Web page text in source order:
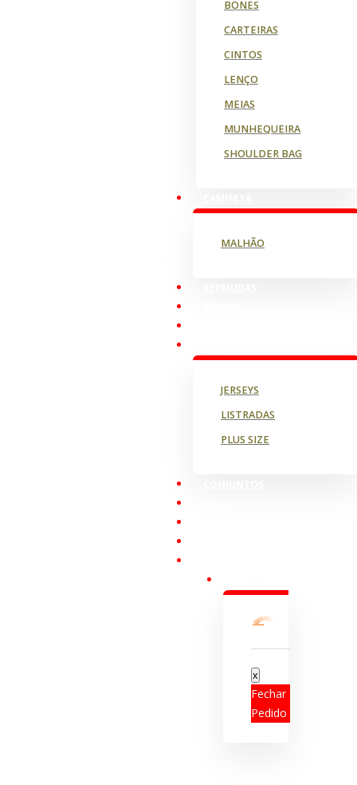
BONES
CARTEIRAS
CINTOS
LENÇO
MEIAS
MUNHEQUEIRA
SHOULDER BAG
MALHÃO
JERSEYS
LISTRADAS
PLUS SIZE
Fechar
Pedido